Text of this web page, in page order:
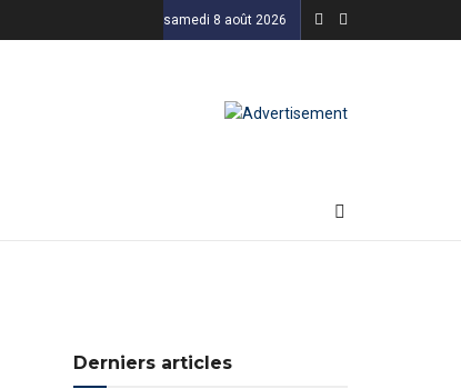
samedi 8 août 2026
Derniers articles